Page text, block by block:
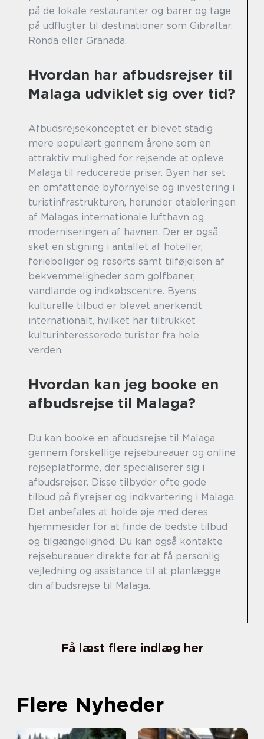
på de lokale restauranter og barer og tage
på udflugter til destinationer som Gibraltar,
Ronda eller Granada.
Hvordan har afbudsrejser til
Malaga udviklet sig over tid?
Afbudsrejsekonceptet er blevet stadig
mere populært gennem årene som en
attraktiv mulighed for rejsende at opleve
Malaga til reducerede priser. Byen har set
en omfattende byfornyelse og investering i
turistinfrastrukturen, herunder etableringen
af Malagas internationale lufthavn og
moderniseringen af havnen. Der er også
sket en stigning i antallet af hoteller,
ferieboliger og resorts samt tilføjelsen af
bekvemmeligheder som golfbaner,
vandlande og indkøbscentre. Byens
kulturelle tilbud er blevet anerkendt
internationalt, hvilket har tiltrukket
kulturinteresserede turister fra hele
verden.
Hvordan kan jeg booke en
afbudsrejse til Malaga?
Du kan booke en afbudsrejse til Malaga
gennem forskellige rejsebureauer og online
rejseplatforme, der specialiserer sig i
afbudsrejser. Disse tilbyder ofte gode
tilbud på flyrejser og indkvartering i Malaga.
Det anbefales at holde øje med deres
hjemmesider for at finde de bedste tilbud
og tilgængelighed. Du kan også kontakte
rejsebureauer direkte for at få personlig
vejledning og assistance til at planlægge
din afbudsrejse til Malaga.
Få læst flere indlæg her
Flere Nyheder